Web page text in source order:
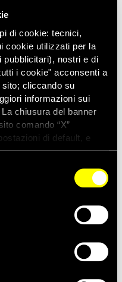
di cookie: tecnici,
cookie utilizzati per la
pubblicitari), nostri e di
i cookie" acconsenti a
cliccando su
informazioni sui
chiusura del banner
comando “X”
di default, e
con i cookie
ISCRIVITI